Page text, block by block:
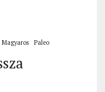
Magyaros Paleo